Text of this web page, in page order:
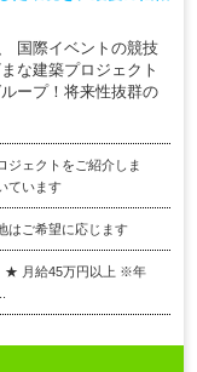
国際イベントの競技
な建築プロジェクト
ープ！将来性抜群の
ジェクトをご紹介しま
ています
ご希望に応じます
★ 月給45万円以上 ※年